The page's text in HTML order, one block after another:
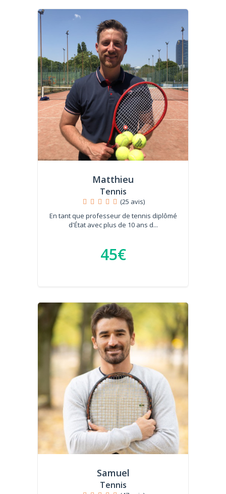
Matthieu
Tennis
(25 avis)
En tant que professeur de tennis diplômé
d'État avec plus de 10 ans d...
45€
Samuel
Tennis